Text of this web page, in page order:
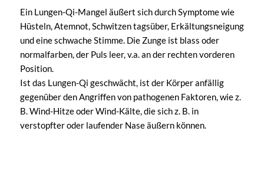
Ein Lungen-Qi-Mangel äußert sich durch Symptome wie
Hüsteln, Atemnot, Schwitzen tagsüber, Erkältungsneigung
und eine schwache Stimme. Die Zunge ist blass oder
normalfarben, der Puls leer, v.a. an der rechten vorderen
Position.
Ist das Lungen-Qi geschwächt, ist der Körper anfällig
gegenüber den Angriffen von pathogenen Faktoren, wie z.
B. Wind-Hitze oder Wind-Kälte, die sich z. B. in
verstopfter oder laufender Nase äußern können.